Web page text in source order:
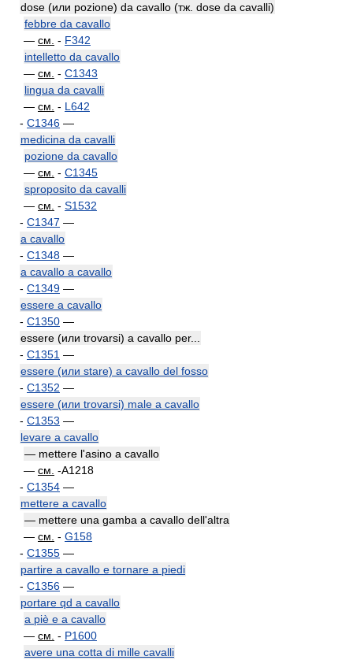
dose (или pozione) da cavallo (тж. dose da cavalli)
febbre da cavallo
— см. - F342
intelletto da cavallo
— см. - C1343
lingua da cavalli
— см. - L642
- C1346 —
medicina da cavalli
pozione da cavallo
— см. - C1345
sproposito da cavalli
— см. - S1532
- C1347 —
a cavallo
- C1348 —
a cavallo a cavallo
- C1349 —
essere a cavallo
- C1350 —
essere (или trovarsi) a cavallo per...
- C1351 —
essere (или stare) a cavallo del fosso
- C1352 —
essere (или trovarsi) male a cavallo
- C1353 —
levare a cavallo
— mettere l'asino a cavallo
— см. -A1218
- C1354 —
mettere a cavallo
— mettere una gamba a cavallo dell'altra
— см. - G158
- C1355 —
partire a cavallo e tornare a piedi
- C1356 —
portare qd a cavallo
a piè e a cavallo
— см. - P1600
avere una cotta di mille cavalli